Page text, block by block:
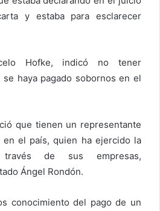
y estaba para esclarecer
Hofke, indicó no tener
haya pagado sobornos en el
que tienen un representante
en el país, quien ha ejercido la
través de sus empresas,
Ángel Rondón.
conocimiento del pago de un